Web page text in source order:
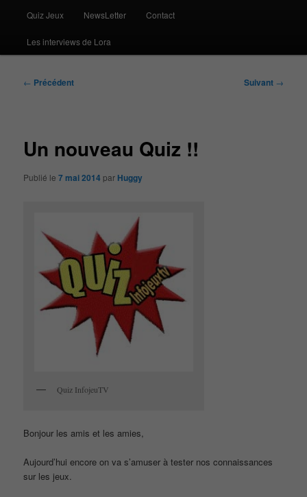
Quiz Jeux NewsLetter Contact
Les interviews de Lora
Navigation
← Précédent Suivant →
Un nouveau Quiz !!
Publié le7 mai 2014 par Huggy
Quiz InfojeuTV
Bonjour les amis et les amies,
Aujourd’hui encore on va s’amuser à tester nos connaissances
sur les jeux.